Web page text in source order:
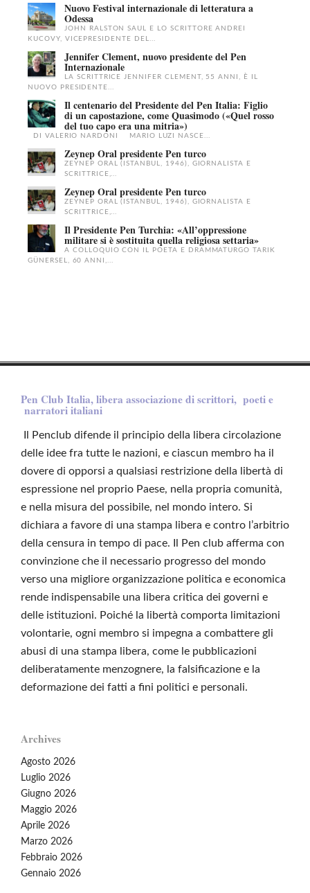
Nuovo Festival internazionale di letteratura a
Odessa
JOHN RALSTON SAUL E LO SCRITTORE ANDREI
KUCOVY, VICEPRESIDENTE DEL...
Jennifer Clement, nuovo presidente del Pen
Internazionale
LA SCRITTRICE JENNIFER CLEMENT, 55 ANNI, È IL
NUOVO PRESIDENTE...
Il centenario del Presidente del Pen Italia: Figlio
di un capostazione, come Quasimodo («Quel rosso
del tuo capo era una mitria»)
DI VALERIO NARDONI MARIO LUZI NASCE...
Zeynep Oral presidente Pen turco
ZEYNEP ORAL (ISTANBUL, 1946), GIORNALISTA E
SCRITTRICE,...
Zeynep Oral presidente Pen turco
ZEYNEP ORAL (ISTANBUL, 1946), GIORNALISTA E
SCRITTRICE,...
Il Presidente Pen Turchia: «All’oppressione
militare si è sostituita quella religiosa settaria»
A COLLOQUIO CON IL POETA E DRAMMATURGO TARIK
GÜNERSEL, 60 ANNI,...
Pen Club Italia, libera associazione di scrittori, poeti e
narratori italiani
Il Penclub difende il principio della libera circolazione
delle idee fra tutte le nazioni, e ciascun membro ha il
dovere di opporsi a qualsiasi restrizione della libertà di
espressione nel proprio Paese, nella propria comunità,
e nella misura del possibile, nel mondo intero. Si
dichiara a favore di una stampa libera e contro l’arbitrio
della censura in tempo di pace. Il Pen club afferma con
convinzione che il necessario progresso del mondo
verso una migliore organizzazione politica e economica
rende indispensabile una libera critica dei governi e
delle istituzioni. Poiché la libertà comporta limitazioni
volontarie, ogni membro si impegna a combattere gli
abusi di una stampa libera, come le pubblicazioni
deliberatamente menzognere, la falsificazione e la
deformazione dei fatti a fini politici e personali.
Archives
Agosto 2026
Luglio 2026
Giugno 2026
Maggio 2026
Aprile 2026
Marzo 2026
Febbraio 2026
Gennaio 2026